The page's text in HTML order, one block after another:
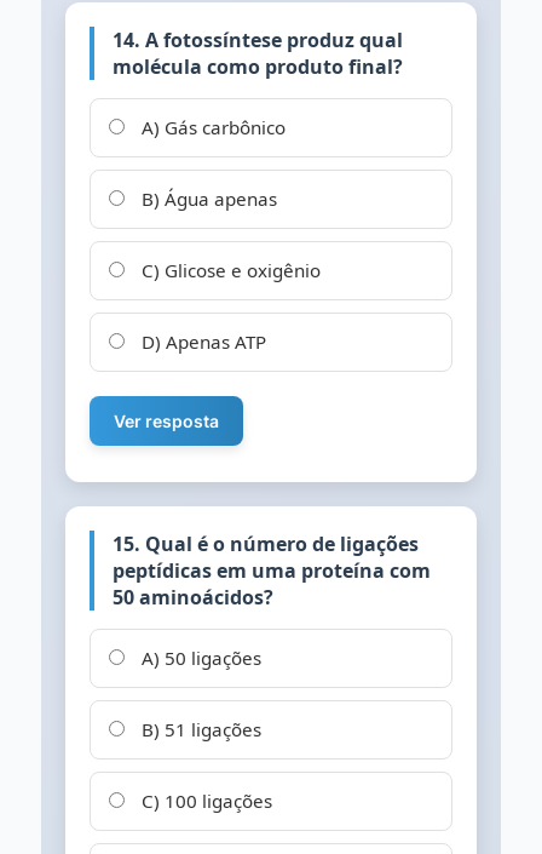
14. A fotossíntese produz qual
molécula como produto final?
A) Gás carbônico
B) Água apenas
C) Glicose e oxigênio
D) Apenas ATP
Ver resposta
15. Qual é o número de ligações
peptídicas em uma proteína com
50 aminoácidos?
A) 50 ligações
B) 51 ligações
C) 100 ligações